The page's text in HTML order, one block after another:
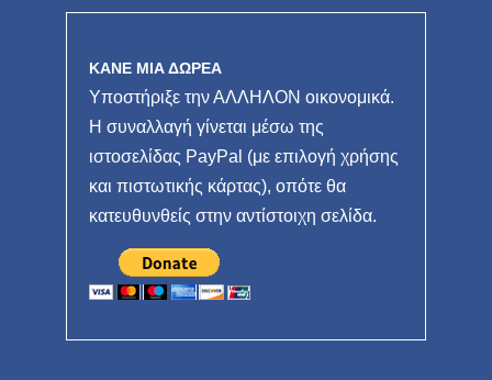
ΚΑΝΕ ΜΙΑ ΔΩΡΕΑ
Υποστήριξε την ΑΛΛΗΛΟΝ οικονομικά.
Η συναλλαγή γίνεται μέσω της
ιστοσελίδας PayPal (με επιλογή χρήσης
και πιστωτικής κάρτας), οπότε θα
κατευθυνθείς στην αντίστοιχη σελίδα.